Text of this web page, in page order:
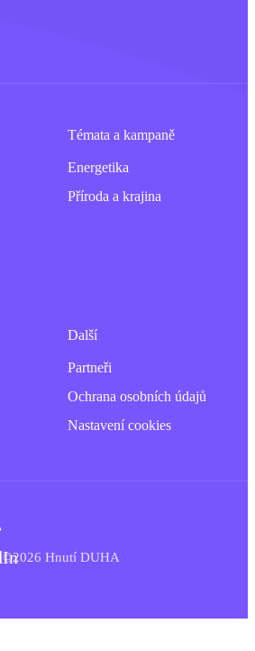
Témata a kampaně
Energetika
Příroda a krajina
Další
Partneři
Ochrana osobních údajů
Nastavení cookies
©2026 Hnutí DUHA